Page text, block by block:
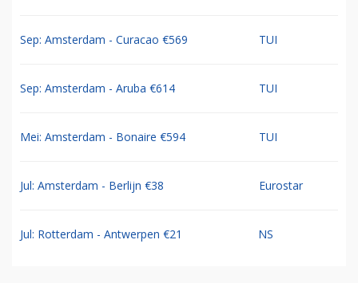
Sep: Amsterdam - Curacao €569 TUI
Sep: Amsterdam - Aruba €614 TUI
Mei: Amsterdam - Bonaire €594 TUI
Jul: Amsterdam - Berlijn €38 Eurostar
Jul: Rotterdam - Antwerpen €21 NS